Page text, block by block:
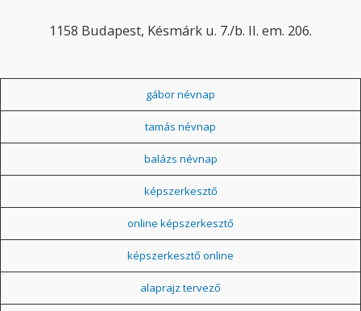
1158 Budapest, Késmárk u. 7./b. II. em. 206.
gábor névnap
tamás névnap
balázs névnap
képszerkesztő
online képszerkesztő
képszerkesztő online
alaprajz tervező